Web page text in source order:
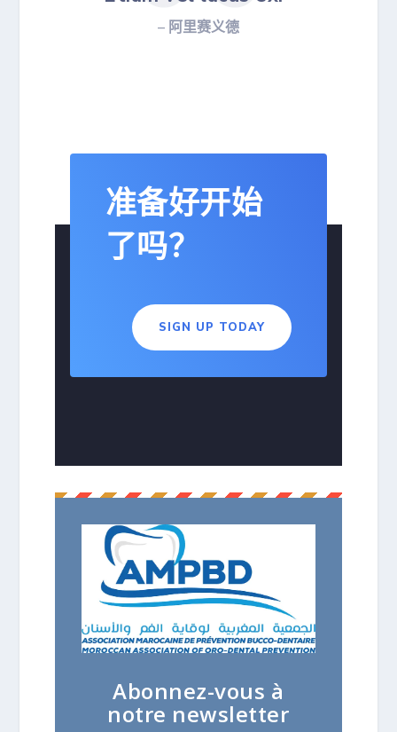
– 阿里赛义德
准备好开始
了吗？
SIGN UP TODAY
Abonnez-vous à
notre newsletter